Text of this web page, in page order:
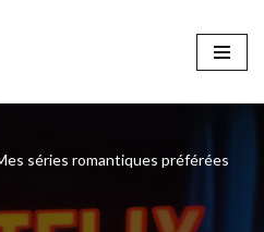
séries romantiques préférées